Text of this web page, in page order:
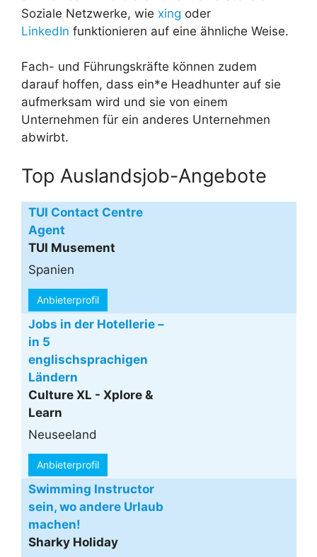
Soziale Netzwerke, wie xing oder
LinkedIn funktionieren auf eine ähnliche Weise.
Fach- und Führungskräfte können zudem
darauf hoffen, dass ein*e Headhunter auf sie
aufmerksam wird und sie von einem
Unternehmen für ein anderes Unternehmen
abwirbt.
Top Auslandsjob-Angebote
TUI Contact Centre
Agent
TUI Musement
Spanien
Anbieterprofil
Jobs in der Hotellerie –
in 5
englischsprachigen
Ländern
Culture XL - Xplore &
Learn
Neuseeland
Anbieterprofil
Swimming Instructor
sein, wo andere Urlaub
machen!
Sharky Holiday